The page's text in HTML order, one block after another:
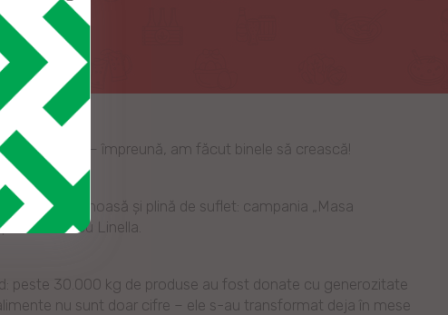
Bucuriei” – împreună, am făcut binele să crească!
misiune frumoasă și plină de suflet: campania „Masa
cu Linella.
peste 30.000 kg de produse au fost donate cu generozitate
nu sunt doar cifre – ele s-au transformat deja în mese